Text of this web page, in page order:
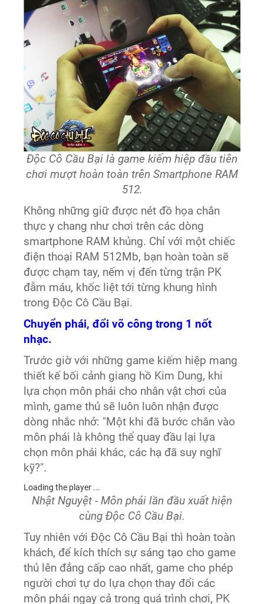
Độc Cô Cầu Bại là game kiếm hiệp đầu tiên
chơi mượt hoàn toàn trên Smartphone RAM
512.
Không những giữ được nét đồ họa chân
thực y chang như chơi trên các dòng
smartphone RAM khủng. Chỉ với một chiếc
điện thoại RAM 512Mb, bạn hoàn toàn sẽ
được chạm tay, nếm vị đến từng trận PK
đẫm máu, khốc liệt tới từng khung hình
trong Độc Cô Cầu Bại.
Chuyển phái, đổi võ công trong 1 nốt
nhạc.
Trước giờ với những game kiếm hiệp mang
thiết kế bối cảnh giang hồ Kim Dung, khi
lựa chọn môn phái cho nhân vật chơi của
mình, game thủ sẽ luôn luôn nhận được
dòng nhắc nhở: "Một khi đã bước chân vào
môn phái là không thể quay đầu lại lựa
chọn môn phái khác, các hạ đã suy nghĩ
kỹ?".
Loading the player ...
Nhật Nguyệt - Môn phái lần đầu xuất hiện
cùng Độc Cô Cầu Bại.
Tuy nhiên với Độc Cô Cầu Bại thì hoàn toàn
khách, để kích thích sự sáng tạo cho game
thủ lên đẳng cấp cao nhất, game cho phép
người chơi tự do lựa chọn thay đổi các
môn phái ngay cả trong quá trình chơi, PK